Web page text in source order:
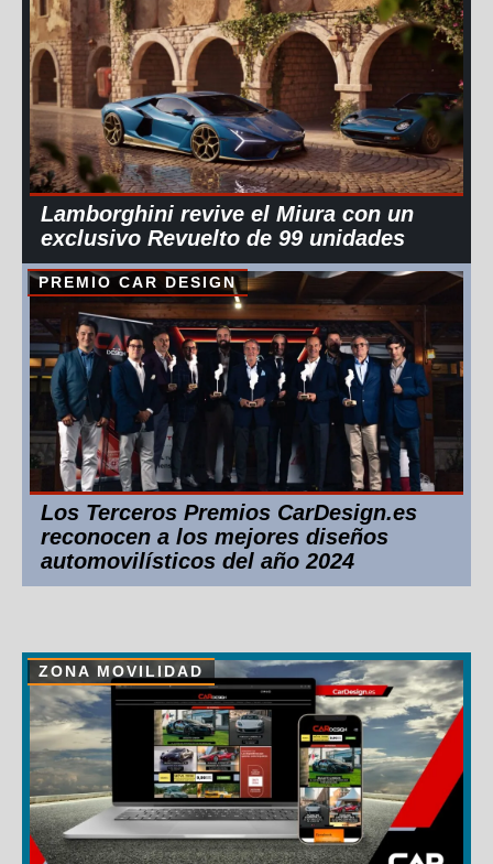
Lamborghini revive el Miura con un
exclusivo Revuelto de 99 unidades
PREMIO CAR DESIGN
Los Terceros Premios CarDesign.es
reconocen a los mejores diseños
automovilísticos del año 2024
ZONA MOVILIDAD